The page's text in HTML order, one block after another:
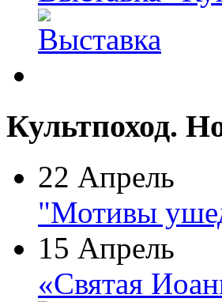
Культпоход.
22 Апрель
"Мотивы
15 Апрель
«Святая